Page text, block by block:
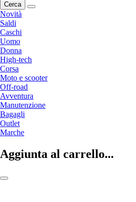
Cerca
Novità
Saldi
Caschi
Uomo
Donna
High-tech
Corsa
Moto e scooter
Off-road
Avventura
Manutenzione
Bagagli
Outlet
Marche
Aggiunta al carrello...